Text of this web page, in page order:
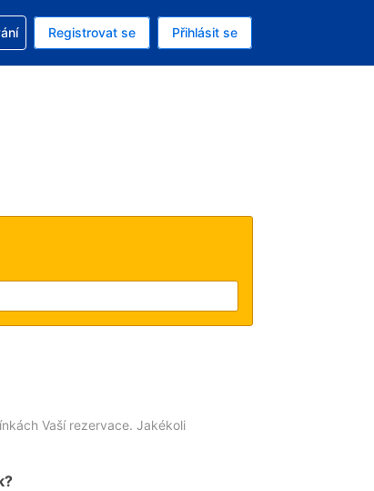
Americký dolar
jazyk: V češtině
Registrovat se Přihlásit se
Vaší rezervace. Jakékoli